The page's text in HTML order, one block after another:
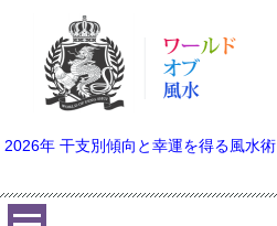
2026年 干支別傾向と幸運を得る風水術